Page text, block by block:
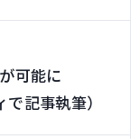
可能に
記事執筆）